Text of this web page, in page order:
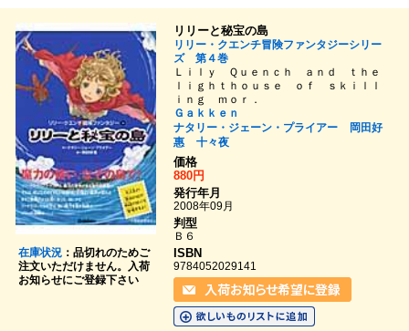
在庫状況：品切れのためご
注文いただけません。入荷
お知らせにご登録下さい
リリーと秘宝の島
リリー・クエンチ冒険ファンタジーシリー
ズ 第４巻
Ｌｉｌｙ Ｑｕｅｎｃｈ ａｎｄ ｔｈｅ
ｌｉｇｈｔｈｏｕｓｅ ｏｆ ｓｋｉｌｌ
ｉｎｇ ｍｏｒ．
Ｇａｋｋｅｎ
ナタリー・ジェーン・プライアー
岡田好
惠
十々夜
価格
880円
発行年月
2008年09月
判型
Ｂ６
ISBN
9784052029141